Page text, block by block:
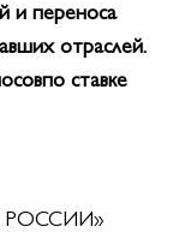
и переноса
отраслей.
ставке
РОССИИ»